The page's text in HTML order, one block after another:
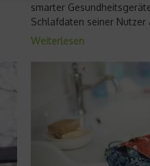
smarter
Schlafdaten seiner
Weiterlesen